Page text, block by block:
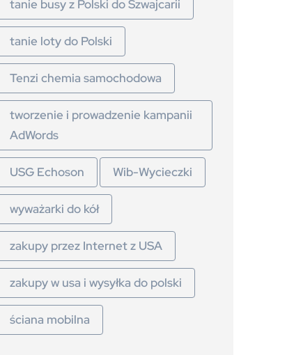
tanie busy z Polski do Szwajcarii
tanie loty do Polski
Tenzi chemia samochodowa
tworzenie i prowadzenie kampanii
AdWords
USG Echoson Wib-Wycieczki
wyważarki do kół
zakupy przez Internet z USA
zakupy w usa i wysyłka do polski
ściana mobilna